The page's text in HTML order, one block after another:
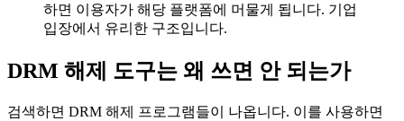
하면 이용자가 해당 플랫폼에 머물게 됩니다. 기업
입장에서 유리한 구조입니다.
DRM 해제 도구는 왜 쓰면 안 되는가
검색하면 DRM 해제 프로그램들이 나옵니다. 이를 사용하면